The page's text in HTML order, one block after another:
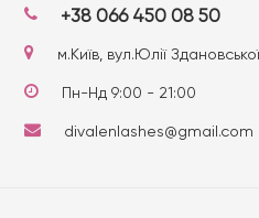
+38 066 450 08 50
м.Київ, вул.Юлії
Пн-Нд 9:00 - 21:00
divalenlashes@gmail.com